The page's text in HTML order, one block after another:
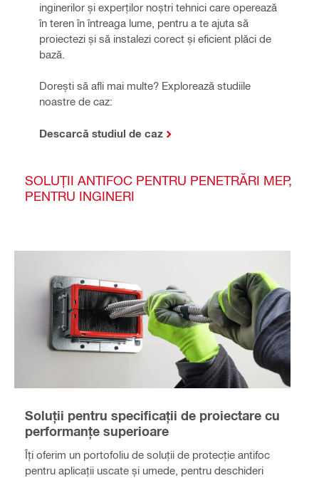
inginerilor și experților noștri tehnici care operează
în teren în întreaga lume, pentru a te ajuta să
proiectezi și să instalezi corect și eficient plăci de
bază.
Dorești să afli mai multe? Explorează studiile
noastre de caz:
Descarcă studiul de caz
SOLUȚII ANTIFOC PENTRU PENETRĂRI MEP,
PENTRU INGINERI
Soluții pentru specificații de proiectare cu
performanțe superioare
Îți oferim un portofoliu de soluții de protecție antifoc
pentru aplicații uscate și umede, pentru deschideri